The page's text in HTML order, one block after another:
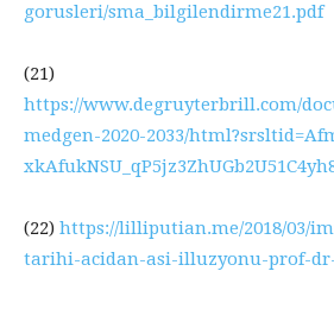
gorusleri/sma_bilgilendirme21.pdf
(21)
https://www.degruyterbrill.com/
medgen-2020-2033/
(22) https://lilliputian.me/2018/03/
tarihi-acidan-asi-illuzyonu-prof-